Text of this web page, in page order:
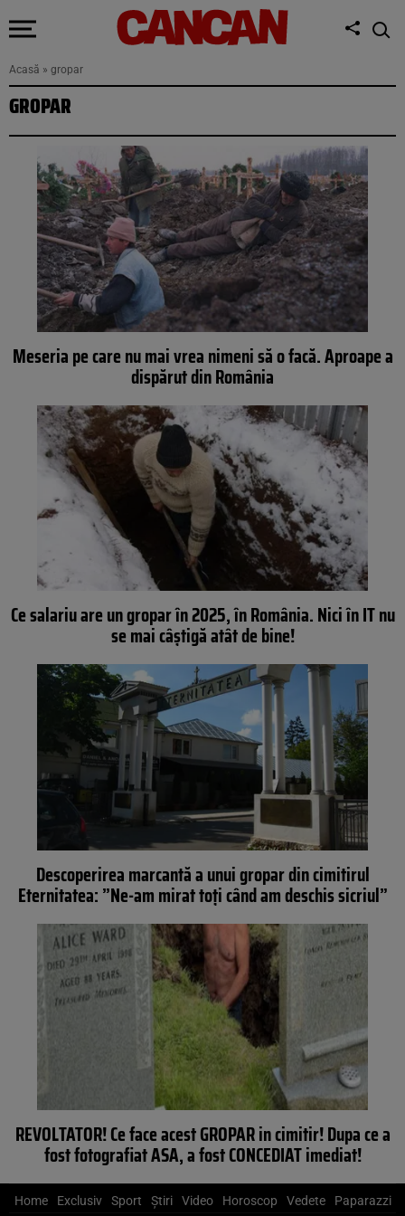
Acasă » gropar
GROPAR
Meseria pe care nu mai vrea nimeni să o facă. Aproape a
dispărut din România
Ce salariu are un gropar în 2025, în România. Nici în IT nu
se mai câștigă atât de bine!
Descoperirea marcantă a unui gropar din cimitirul
Eternitatea: ”Ne-am mirat toți când am deschis sicriul”
REVOLTATOR! Ce face acest GROPAR in cimitir! Dupa ce a
fost fotografiat ASA, a fost CONCEDIAT imediat!
Home Exclusiv Sport Știri Video Horoscop Vedete Paparazzi